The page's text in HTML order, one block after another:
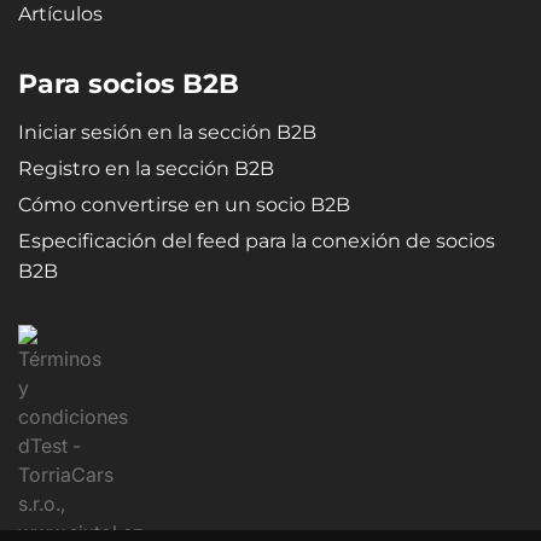
Artículos
Para socios B2B
Iniciar sesión en la sección B2B
Registro en la sección B2B
Cómo convertirse en un socio B2B
Especificación del feed para la conexión de socios
B2B